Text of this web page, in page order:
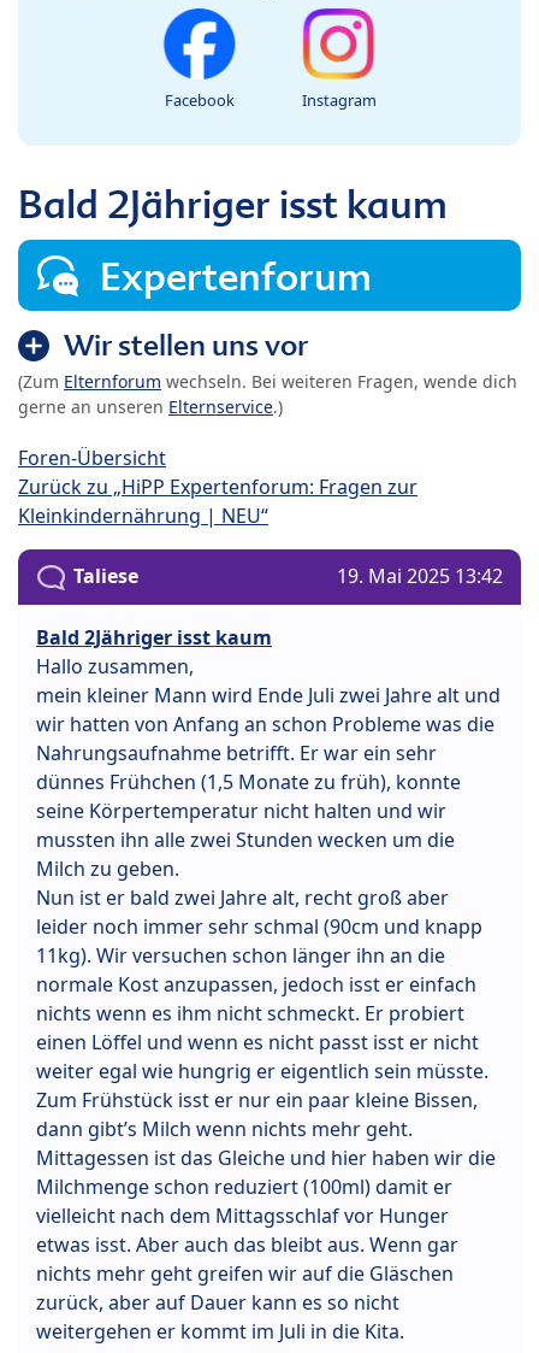
Facebook Instagram
Bald 2Jähriger isst kaum
Expertenforum
Wir stellen uns vor
(Zum Elternforum wechseln. Bei weiteren Fragen, wende dich
gerne an unseren Elternservice.)
Foren-Übersicht
Zurück zu „HiPP Expertenforum: Fragen zur
Kleinkindernährung | NEU“
Taliese 19. Mai 2025 13:42
Bald 2Jähriger isst kaum
Hallo zusammen,
mein kleiner Mann wird Ende Juli zwei Jahre alt und
wir hatten von Anfang an schon Probleme was die
Nahrungsaufnahme betrifft. Er war ein sehr
dünnes Frühchen (1,5 Monate zu früh), konnte
seine Körpertemperatur nicht halten und wir
mussten ihn alle zwei Stunden wecken um die
Milch zu geben.
Nun ist er bald zwei Jahre alt, recht groß aber
leider noch immer sehr schmal (90cm und knapp
11kg). Wir versuchen schon länger ihn an die
normale Kost anzupassen, jedoch isst er einfach
nichts wenn es ihm nicht schmeckt. Er probiert
einen Löffel und wenn es nicht passt isst er nicht
weiter egal wie hungrig er eigentlich sein müsste.
Zum Frühstück isst er nur ein paar kleine Bissen,
dann gibt’s Milch wenn nichts mehr geht.
Mittagessen ist das Gleiche und hier haben wir die
Milchmenge schon reduziert (100ml) damit er
vielleicht nach dem Mittagsschlaf vor Hunger
etwas isst. Aber auch das bleibt aus. Wenn gar
nichts mehr geht greifen wir auf die Gläschen
zurück, aber auf Dauer kann es so nicht
weitergehen er kommt im Juli in die Kita.